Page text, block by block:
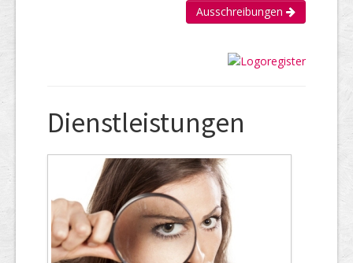
Ausschreibungen
Dienstleistungen